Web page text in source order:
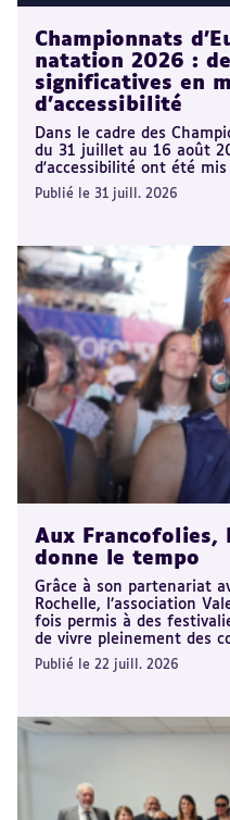
Championnats
natation 2026 :
significatives en
d'accessibilité
Dans le cadre des
du 31 juillet au 16 août
d'accessibilité ont été mis
Publié le 31 juill. 2026
Aux Francofolies,
donne le tempo
Grâce à son partenariat
Rochelle, l’association
fois permis à des
de vivre pleinement des
Publié le 22 juill. 2026